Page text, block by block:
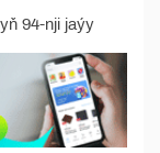
94-nji jaýy